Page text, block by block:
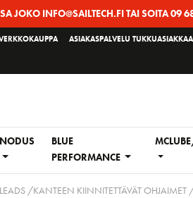
JOKO INFO@SAILTECH.FI TAI SOITA
ASIAKASPALVELU
NODUS
BLUE
PERFORMANCE
/KANTEEN KIINNITETTÄVÄT OHJAIMET/